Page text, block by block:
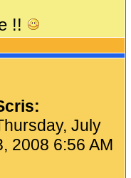
!!
July
2008 6:56 AM